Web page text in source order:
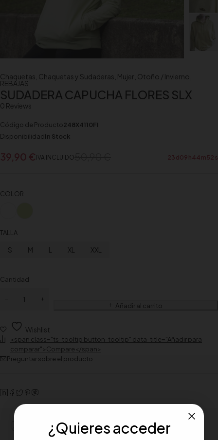
Chaquetas Chaquetas y Sudaderas Mujer Otoño / Invierno
REBAJAS
SUDADERA CAPUCHA FLORES SLX
0 Reviews
Código de Producto248X4110FI
DisponibilidadIn Stock
39,90 € IVA INCLUIDO 23 d 09 h44 m 52 s
COLOR
TALLA
S M L XL XXL
Cantidad
Añadir al carrito
Wishlist
<span class="ts-tooltip button-tooltip" data-title="Añadir para
comparar">Compare</span>
Preguntar sobre el producto
Portes gratiuito para pedidos mínimos de 100€
¿Quieres acceder